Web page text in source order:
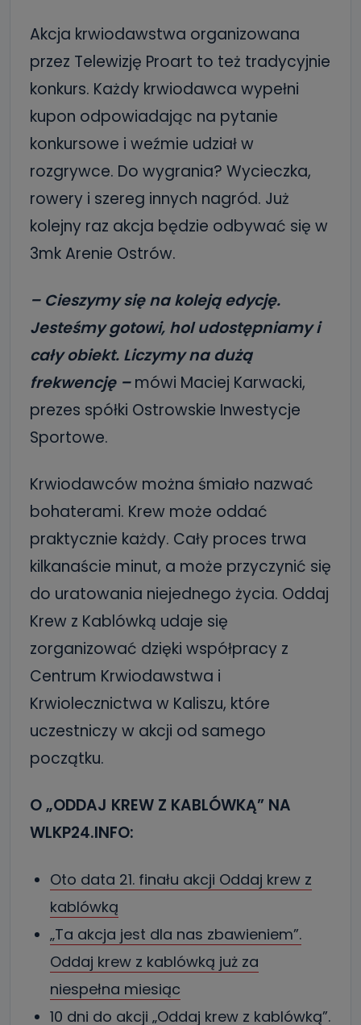
Akcja krwiodawstwa organizowana
przez Telewizję Proart to też tradycyjnie
konkurs. Każdy krwiodawca wypełni
kupon odpowiadając na pytanie
konkursowe i weźmie udział w
rozgrywce. Do wygrania? Wycieczka,
rowery i szereg innych nagród. Już
kolejny raz akcja będzie odbywać się w
3mk Arenie Ostrów.
– Cieszymy się na koleją edycję.
Jesteśmy gotowi, hol udostępniamy i
cały obiekt. Liczymy na dużą
frekwencję –mówi Maciej Karwacki,
prezes spółki Ostrowskie Inwestycje
Sportowe.
Krwiodawców można śmiało nazwać
bohaterami. Krew może oddać
praktycznie każdy. Cały proces trwa
kilkanaście minut, a może przyczynić się
do uratowania niejednego życia. Oddaj
Krew z Kablówką udaje się
zorganizować dzięki współpracy z
Centrum Krwiodawstwa i
Krwiolecznictwa w Kaliszu, które
uczestniczy w akcji od samego
początku.
O „ODDAJ KREW Z KABLÓWKĄ” NA
WLKP24.INFO:
Oto data 21. finału akcji Oddaj krew z
kablówką
„Ta akcja jest dla nas zbawieniem”.
Oddaj krew z kablówką już za
niespełna miesiąc
10 dni do akcji „Oddaj krew z kablówką”.